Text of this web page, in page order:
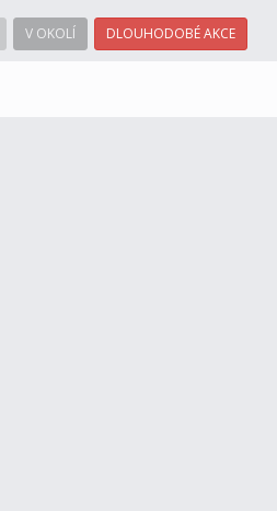
V OKOLÍ DLOUHODOBÉ AKCE